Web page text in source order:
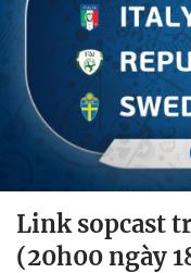
Link sopcast
(20h00 ngày